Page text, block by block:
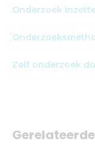
Onderzoek
Zelf onderzoek